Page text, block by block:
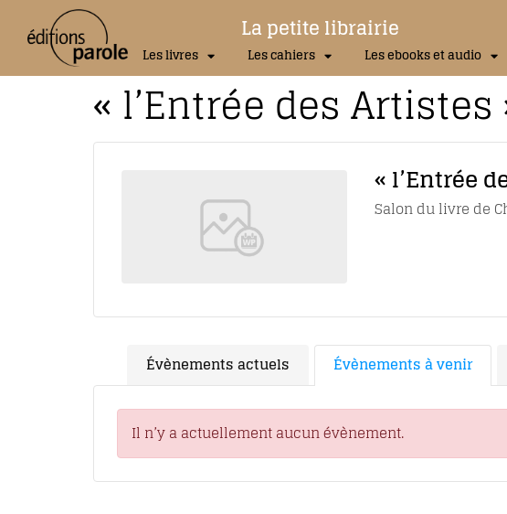
La petite librairie
Les livres Les cahiers Les ebooks et audio
« l’Entrée des
« l’Entrée
Salon du livre de
Évènements actuels Évènements à venir
Il n’y a actuellement aucun évènement.